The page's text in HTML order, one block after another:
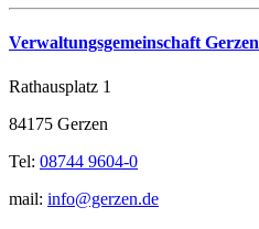
Verwaltungsgemeinschaft Gerzen
Rathausplatz 1
84175 Gerzen
Tel: 08744 9604-0
mail: info@gerzen.de